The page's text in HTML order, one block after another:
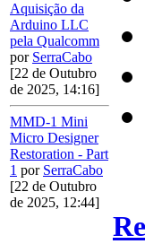
Aquisição da
Arduino LLC
pela Qualcomm
por SerraCabo
[22 de Outubro
de 2025, 14:16]
MMD-1 Mini
Micro Designer
Restoration - Part
1 por SerraCabo
[22 de Outubro
de 2025, 12:44]